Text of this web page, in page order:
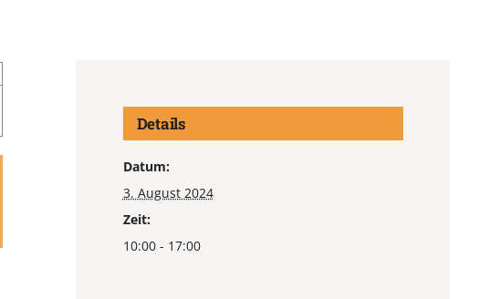
Details
Datum:
3. August 2024
Zeit:
10:00 - 17:00